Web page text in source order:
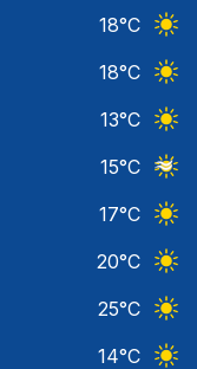
18°C
18°C
13°C
15°C
17°C
20°C
25°C
14°C